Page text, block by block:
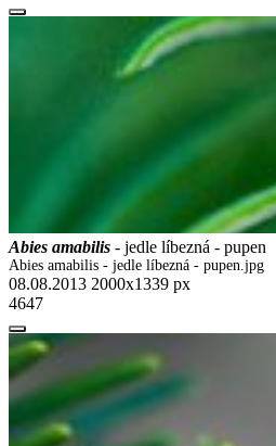
Abies amabilis - jedle líbezná - pupen
Abies amabilis - jedle líbezná - pupen.jpg
08.08.2013 2000x1339 px
4647